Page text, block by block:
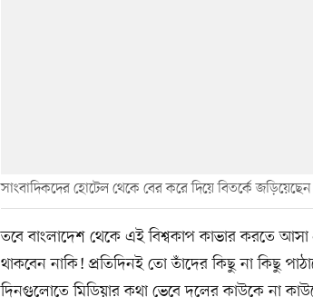
সাংবাদিকদের হোটেল থেকে বের করে দিয়ে বিতর্কে
তবে বাংলাদেশ থেকে এই বিশ্বকাপ কাভার করতে
থাকবেন নাকি! প্রতিদিনই তো তাঁদের কিছু না কিছু
দিনগুলোতে মিডিয়ার কথা ভেবে দলের কাউকে না